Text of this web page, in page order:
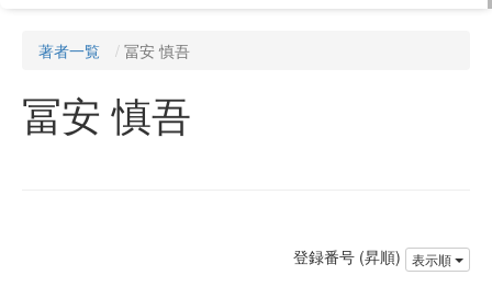
著者一覧 冨安 慎吾
冨安 慎吾
登録番号 (昇順) 表示順